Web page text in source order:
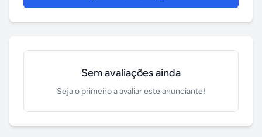
Sem avaliações ainda
Seja o primeiro a avaliar este anunciante!